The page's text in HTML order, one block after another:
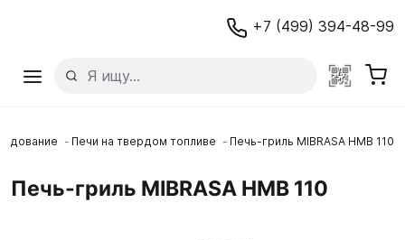
+7 (499) 394-48-99
Печи на твердом топливе Печь-гриль MIBRASA HMB 110
Печь-гриль MIBRASA HMB 110